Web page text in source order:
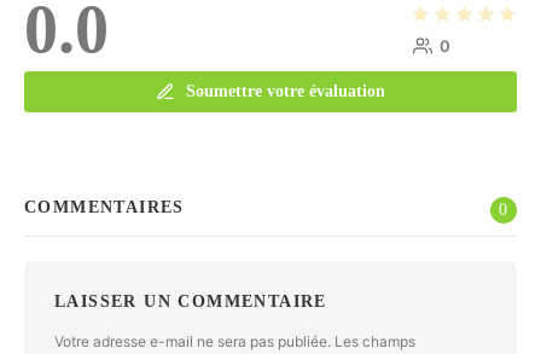
0.0 0
Soumettre votre évaluation
COMMENTAIRES 0
LAISSER UN COMMENTAIRE
Votre adresse e-mail ne sera pas publiée. Les champs